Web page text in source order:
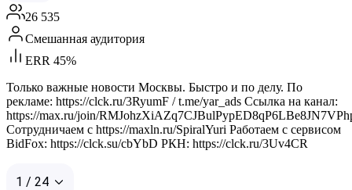
26 535
Смешанная аудитория
ERR 45%
Только важные новости Москвы. Быстро и по делу. По
рекламе: https://clck.ru/3RyumF / t.me/yar_ads Ссылка на канал:
https://max.ru/join/
Сотрудничаем с https://maxln.ru/SpiralYuri Работаем с сервисом
BidFox: https://clck.su/cbYbD РКН: https://clck.ru/3Uv4CR
1 / 24